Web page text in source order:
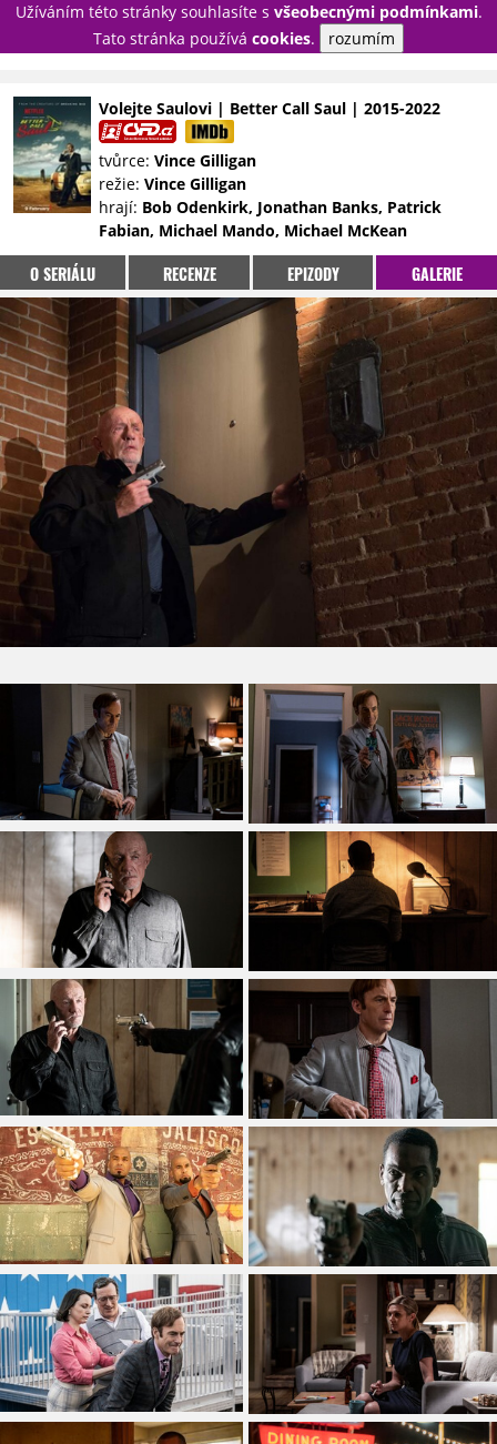
Užíváním této stránky souhlasíte s všeobecnými podmínkami.
Tato stránka používá cookies. rozumím
PŘIHLÁSIT
NOVINKY
TÉMATA
RECENZE
EPIZODY
KULT
TRAILERY
GALERIE
DISKUZE
STATISTIKY
TIRÁŽ
Volejte Saulovi | Better Call Saul | 2015-2022
tvůrce: Vince Gilligan
režie: Vince Gilligan
hrají: Bob Odenkirk, Jonathan Banks, Patrick
Fabian, Michael Mando, Michael McKean
O SERIÁLU RECENZE EPIZODY GALERIE